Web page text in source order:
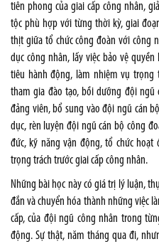
tiên phong của giai cấp công nhân,
tộc phù hợp với từng thời kỳ, giai
thịt giữa tổ chức công đoàn với công
dục công nhân, lấy việc bảo vệ
tiêu hành động, làm nhiệm vụ trọng
tham gia đào tạo, bồi dưỡng đội
đảng viên, bổ sung vào đội ngũ cán
dục, rèn luyện đội ngũ cán bộ công
đức, kỹ năng vận động, tổ chức
trọng trách trước giai cấp công nhân.
Những bài học này có giá trị lý luận,
đắn và chuyển hóa thành những việc
cấp, của đội ngũ công nhân trong
động. Sự thật, năm tháng qua đi,